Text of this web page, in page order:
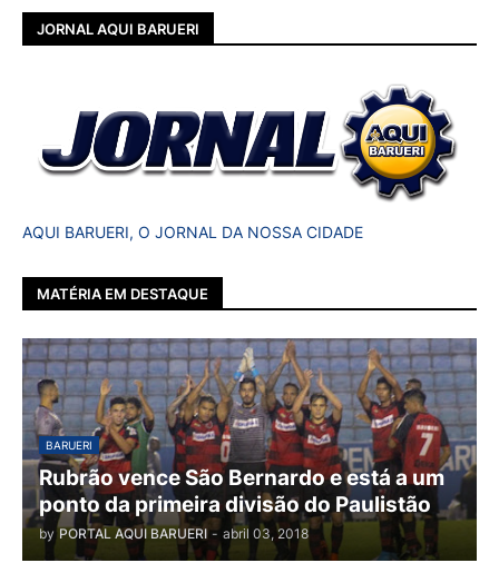
JORNAL AQUI BARUERI
AQUI BARUERI, O JORNAL DA NOSSA CIDADE
MATÉRIA EM DESTAQUE
BARUERI
Rubrão vence São Bernardo e está a um
ponto da primeira divisão do Paulistão
by PORTAL AQUI BARUERI - abril 03, 2018